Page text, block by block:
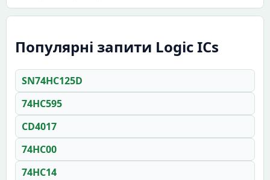
Популярні запити Logic ICs
SN74HC125D
74HC595
CD4017
74HC00
74HC14